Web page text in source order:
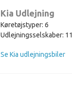
Kia Udlejning
Køretøjstyper: 6
Udlejningsselskaber: 11
Se Kia udlejningsbiler